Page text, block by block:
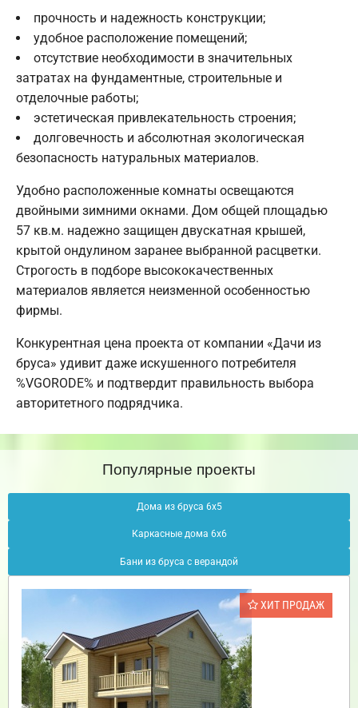
прочность и надежность конструкции;
удобное расположение помещений;
отсутствие необходимости в значительных
затратах на фундаментные, строительные и
отделочные работы;
эстетическая привлекательность строения;
долговечность и абсолютная экологическая
безопасность натуральных материалов.
Удобно расположенные комнаты освещаются
двойными зимними окнами. Дом общей площадью
57 кв.м. надежно защищен двускатная крышей,
крытой ондулином заранее выбранной расцветки.
Строгость в подборе высококачественных
материалов является неизменной особенностью
фирмы.
Конкурентная цена проекта от компании «Дачи из
бруса» удивит даже искушенного потребителя
%VGORODE% и подтвердит правильность выбора
авторитетного подрядчика.
Популярные проекты
Дома из бруса 6х5
Каркасные дома 6х6
Бани из бруса с верандой
ХИТ ПРОДАЖ